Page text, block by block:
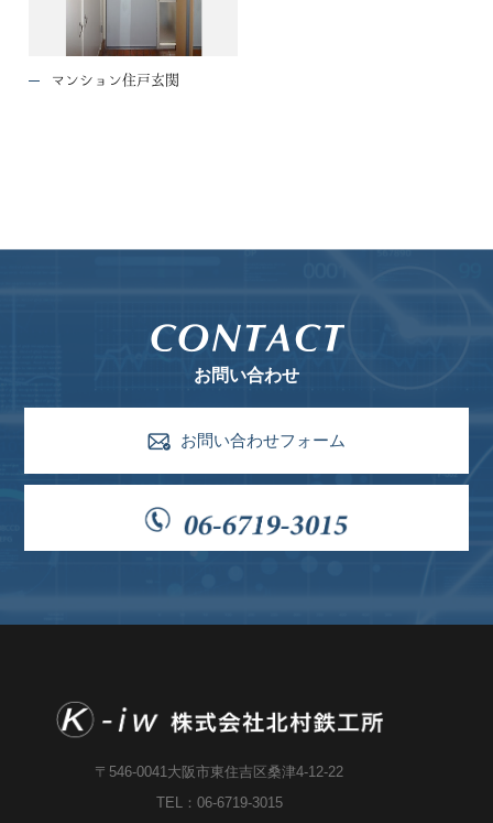
マンション住戸玄関
お問い合わせ
お問い合わせフォーム
〒546-0041大阪市東住吉区桑津4-12-22
TEL：06-6719-3015